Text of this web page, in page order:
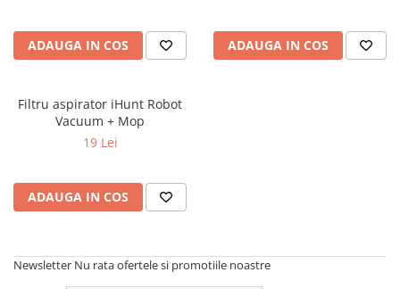
Lăzi Frigorifice
Coșuri de gunoi
Uscătoare de Păr
Plăci de Îndreptat Părul
CASA, GRADINA SI BRICOLAJ
ADAUGA IN COS ADAUGA IN COS
Filtru aspirator iHunt Robot
Vacuum + Mop
19 Lei
ADAUGA IN COS
Newsletter Nu rata ofertele si promotiile noastre